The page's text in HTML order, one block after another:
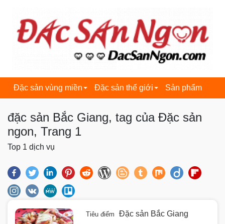
Đặc sản vùng miền Đặc sản thế giới Sản phẩm
đặc sản Bắc Giang, tag của Đặc sản
ngon, Trang 1
Top 1 dịch vụ
Tiêu điểm Đặc sản Bắc Giang